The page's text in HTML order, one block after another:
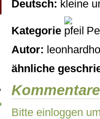
Deutsch: kleine
Kategorie
Autor:
ähnliche
Kommentare
Bitte einloggen